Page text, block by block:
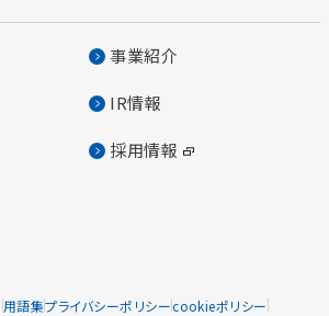
事業紹介
IR情報
採用情報
用語集プライバシーポリシーcookieポリシー